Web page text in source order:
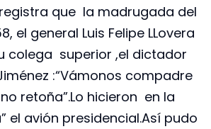
que la madrugada del
el general Luis Felipe LLovera
colega superior ,el dictador
:“Vámonos compadre
retoña”.Lo hicieron en la
el avión presidencial.Así pudo